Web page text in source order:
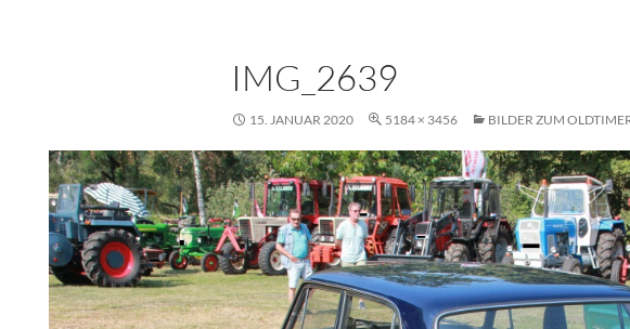
IMG_2639
15. JANUAR 2020 5184 × 3456 BILDER ZUM